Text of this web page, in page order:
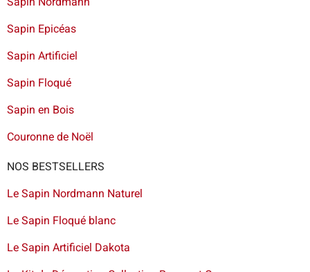
Sapin Epicéas
Sapin Artificiel
Sapin Floqué
Sapin en Bois
Couronne de Noël
NOS BESTSELLERS
Le Sapin Nordmann Naturel
Le Sapin Floqué blanc
Le Sapin Artificiel Dakota